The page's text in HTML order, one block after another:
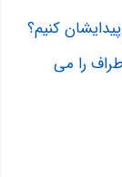
کنیم؟
را می